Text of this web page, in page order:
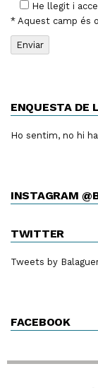
He llegit i
* Aquest camp és
ENQUESTA DE
Ho sentim, no hi
INSTAGRAM
TWITTER
Tweets by
FACEBOOK